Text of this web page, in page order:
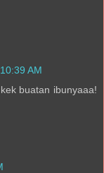
AM
buatan ibunyaaa!